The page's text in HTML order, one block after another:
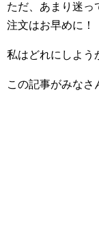
ただ、あまり迷っ
注文はお早めに！
私はどれにしよう
この記事がみなさ